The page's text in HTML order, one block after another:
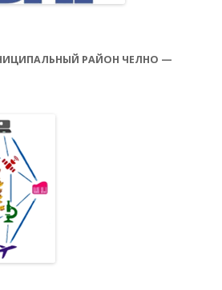
РАЙОН ЧЕЛНО —